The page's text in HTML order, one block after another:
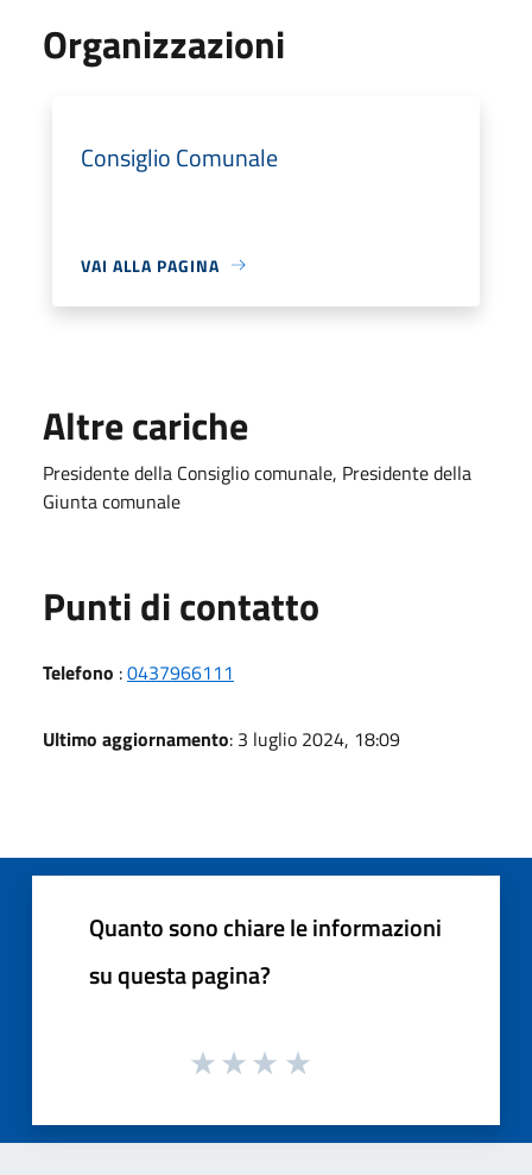
Organizzazioni
Consiglio Comunale
VAI ALLA PAGINA
Altre cariche
Presidente della Consiglio comunale, Presidente della
Giunta comunale
Punti di contatto
Telefono :0437966111
Ultimo aggiornamento: 3 luglio 2024, 18:09
Quanto sono chiare le informazioni
su questa pagina?